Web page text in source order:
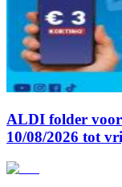
ALDI folder voor
10/08/2026 tot